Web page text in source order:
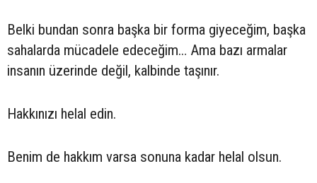
Belki bundan sonra başka bir forma giyeceğim, başka
sahalarda mücadele edeceğim… Ama bazı armalar
insanın üzerinde değil, kalbinde taşınır.
Hakkınızı helal edin.
Benim de hakkım varsa sonuna kadar helal olsun.